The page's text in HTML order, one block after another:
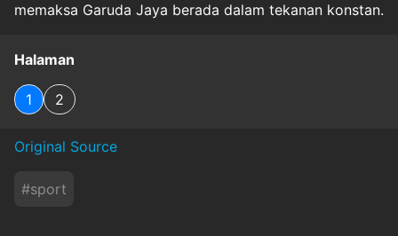
memaksa Garuda Jaya berada dalam tekanan konstan.
Halaman
1 2
Original Source
#sport